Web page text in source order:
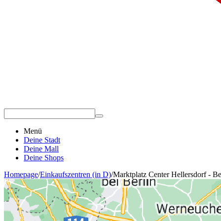
Menü
Deine Stadt
Deine Mall
Deine Shops
Homepage/Einkaufszentren (in D)/Marktplatz Center Hellersdorf -